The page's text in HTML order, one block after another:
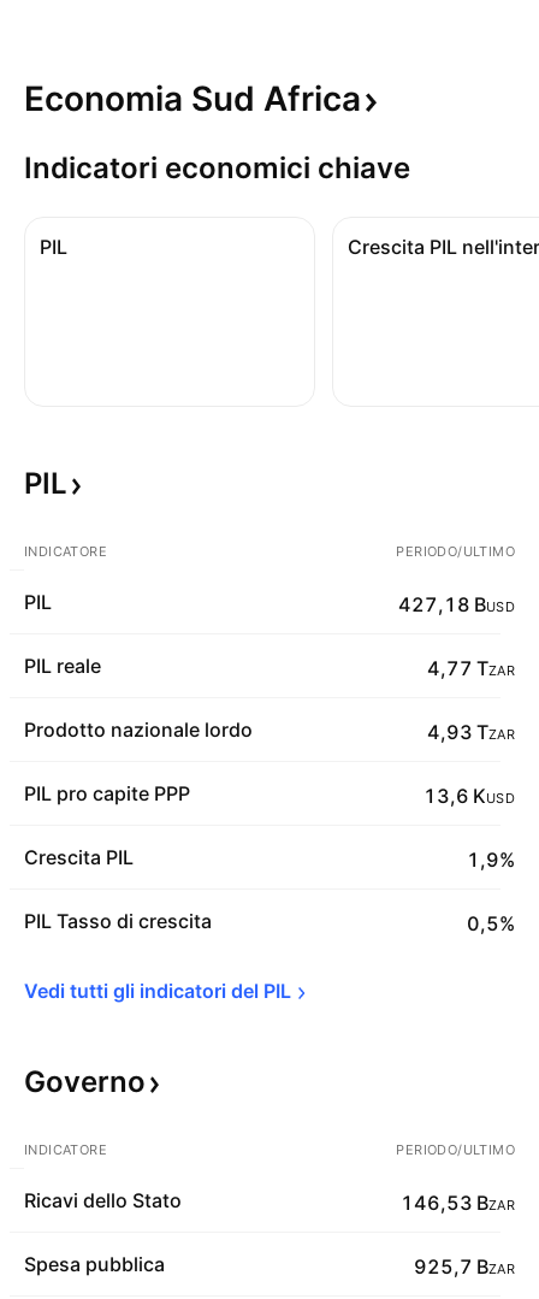
Economia Sud Africa
Indicatori economici chiave
PIL
PIL
INDICATORE PERIODO/ULTIMO
PIL 427,18 BUSD
PIL reale 4,77 TZAR
Prodotto nazionale lordo 4,93 TZAR
PIL pro capite PPP 13,6 KUSD
Crescita PIL 1,9%
PIL Tasso di crescita 0,5%
Vedi tutti gli indicatori del PIL
Governo
INDICATORE PERIODO/ULTIMO
Ricavi dello Stato 146,53 BZAR
Spesa pubblica 925,7 BZAR